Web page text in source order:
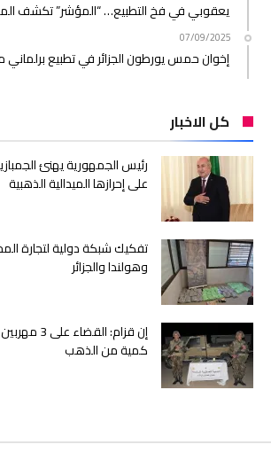
يعقوبي في فخ التطبيع… “المؤشر” تكشف
07/09/2025
إخوان حمس يورطون الجزائر في تطبيع برلماني
كل الاخبار
رئيس الجمهورية يهنئ
على إحرازها الميدالية الذهبية
تفكيك شبكة دولية لتجارة
وهولندا والجزائر
إن قزام:
كمية من الذهب